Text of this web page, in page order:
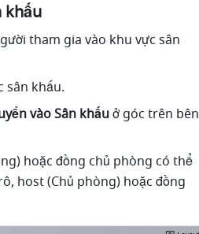
khấu
tham gia vào khu vực sân
sân khấu.
vào Sân khấu ở góc trên bên
hoặc đồng chủ phòng có thể
host (Chủ phòng) hoặc đồng